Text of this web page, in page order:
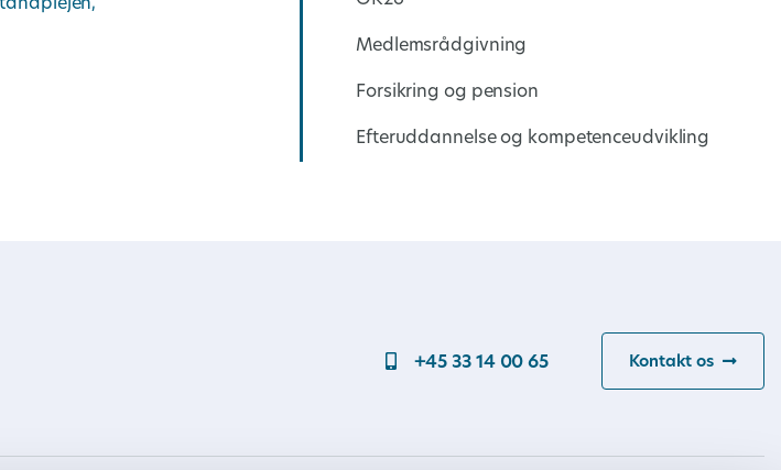
Medlemsrådgivning
Forsikring og pension
Efteruddannelse og kompetenceudvikling
+45 33 14 00 65 Kontakt os